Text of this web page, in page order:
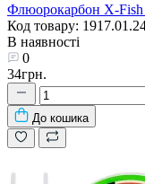
Флюорокарбон X-Fish
Код товару:
В наявності
0
34грн.
До кошика